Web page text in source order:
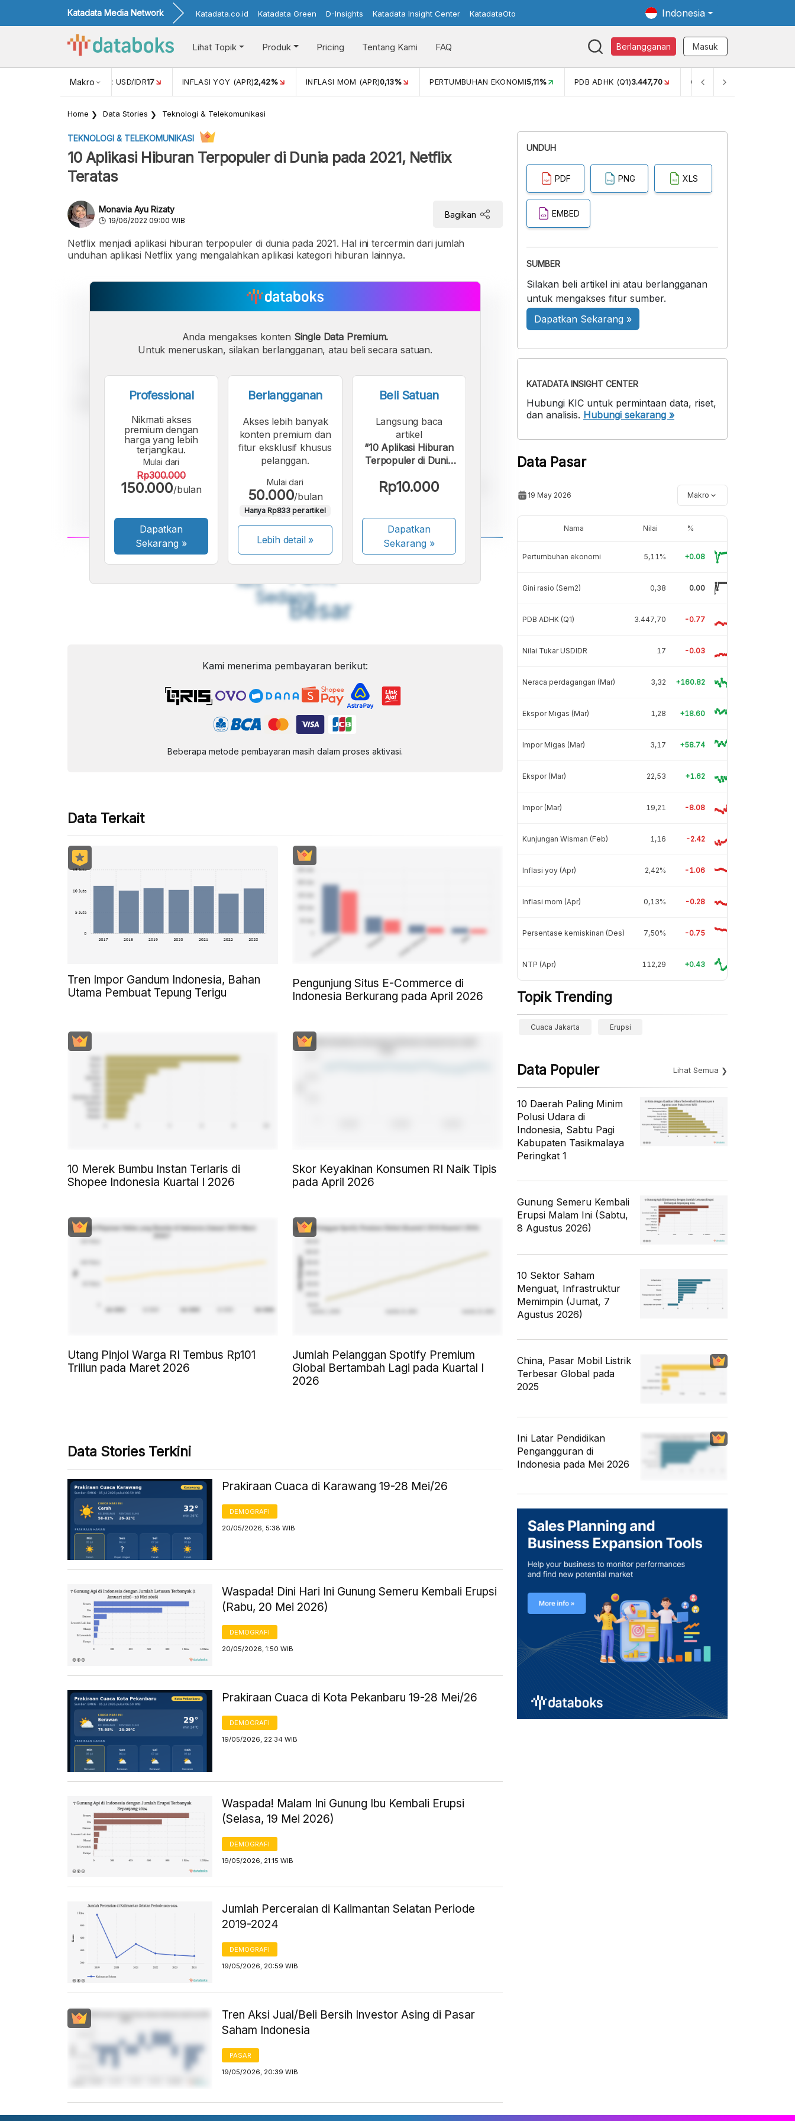
Katadata Media Network Katadata.co.id Katadata Green D-Insights Katadata Insight Center KatadataOto Indonesia
Lihat Topik Produk Pricing Tentang Kami FAQ Berlangganan Masuk
Makro
NILAI TUKAR USD/IDR17 INFLASI YOY (APR)2,42% INFLASI MOM (APR)0,13% PERTUMBUHAN EKONOMI5,11% PDB ADHK (Q1)3.447,70 GINI RASIO (SEM2)
Home Data Stories Teknologi & Telekomunikasi
TEKNOLOGI & TELEKOMUNIKASI
10 Aplikasi Hiburan Terpopuler di Dunia pada 2021, Netflix
Teratas
Monavia Ayu Rizaty
19/06/2022 09:00 WIB
Bagikan
Netflix menjadi aplikasi hiburan terpopuler di dunia pada 2021. Hal ini tercermin dari jumlah
unduhan aplikasi Netflix yang mengalahkan aplikasi kategori hiburan lainnya.
A
Font
Kecil
A
Sedang
A
Besar
Anda mengakses konten Single Data Premium.
Untuk meneruskan, silakan berlangganan, atau beli secara satuan.
Professional
Nikmati akses
premium dengan
harga yang lebih
terjangkau.
Mulai dari
Rp300.000
150.000/bulan
Dapatkan
Sekarang »
Berlangganan
Akses lebih banyak
konten premium dan
fitur eksklusif khusus
pelanggan.
Mulai dari
50.000/bulan
Hanya Rp833 per artikel
Lebih detail »
Beli Satuan
Langsung baca
artikel
“10 Aplikasi Hiburan
Terpopuler di Dunia
Teratas”.
Rp10.000
Dapatkan
Sekarang»
Kami menerima pembayaran berikut:
Beberapa metode pembayaran masih dalam proses aktivasi.
Data Terkait
Tren Impor Gandum Indonesia, Bahan
Utama Pembuat Tepung Terigu
Pengunjung Situs E-Commerce di
Indonesia Berkurang pada April 2026
10 Merek Bumbu Instan Terlaris di
Shopee Indonesia Kuartal I 2026
Skor Keyakinan Konsumen RI Naik Tipis
pada April 2026
Utang Pinjol Warga RI Tembus Rp101
Triliun pada Maret 2026
Jumlah Pelanggan Spotify Premium
Global Bertambah Lagi pada Kuartal I
2026
Data Stories Terkini
Prakiraan Cuaca di Karawang 19-28 Mei/26
DEMOGRAFI
20/05/2026, 5:38 WIB
Waspada! Dini Hari Ini Gunung Semeru Kembali Erupsi
(Rabu, 20 Mei 2026)
DEMOGRAFI
20/05/2026, 1:50 WIB
Prakiraan Cuaca di Kota Pekanbaru 19-28 Mei/26
DEMOGRAFI
19/05/2026, 22:34 WIB
Waspada! Malam Ini Gunung Ibu Kembali Erupsi
(Selasa, 19 Mei 2026)
DEMOGRAFI
19/05/2026, 21:15 WIB
Jumlah Perceraian di Kalimantan Selatan Periode
2019-2024
DEMOGRAFI
19/05/2026, 20:59 WIB
Tren Aksi Jual/Beli Bersih Investor Asing di Pasar
Saham Indonesia
PASAR
19/05/2026, 20:39 WIB
UNDUH
PDF PNG XLS
EMBED
SUMBER
Silakan beli artikel ini atau berlangganan
untuk mengakses fitur sumber.
Dapatkan Sekarang »
KATADATA INSIGHT CENTER
Hubungi KIC untuk permintaan data, riset,
dan analisis. Hubungi sekarang »
Data Pasar
19 May 2026 Makro
Nama Nilai %
Pertumbuhan ekonomi 5,11% +0.08
Gini rasio (Sem2) 0,38 0.00
PDB ADHK (Q1) 3.447,70 -0.77
Nilai Tukar USDIDR 17 -0.03
Neraca perdagangan (Mar) 3,32 +160.82
Ekspor Migas (Mar) 1,28 +18.60
Impor Migas (Mar) 3,17 +58.74
Ekspor (Mar) 22,53 +1.62
Impor (Mar) 19,21 -8.08
Kunjungan Wisman (Feb) 1,16 -2.42
Inflasi yoy (Apr) 2,42% -1.06
Inflasi mom (Apr) 0,13% -0.28
Persentase kemiskinan (Des) 7,50% -0.75
NTP (Apr) 112,29 +0.43
Topik Trending
Cuaca Jakarta Erupsi
Data Populer Lihat Semua
10 Daerah Paling Minim
Polusi Udara di
Indonesia, Sabtu Pagi
Kabupaten Tasikmalaya
Peringkat 1
Gunung Semeru Kembali
Erupsi Malam Ini (Sabtu,
8 Agustus 2026)
10 Sektor Saham
Menguat, Infrastruktur
Memimpin (Jumat, 7
Agustus 2026)
China, Pasar Mobil Listrik
Terbesar Global pada
2025
Ini Latar Pendidikan
Pengangguran di
Indonesia pada Mei 2026